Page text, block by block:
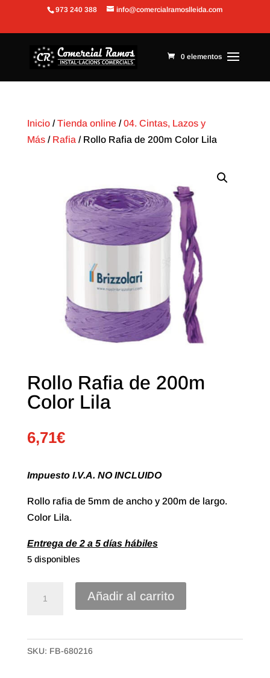
Abrir barra de herramientas
973 240 388 info@comercialramoslleida.com
0 elementos
Inicio/Tienda online/04. Cintas, Lazos y
Más/ Rafia / Rollo Rafia de 200m Color Lila
Rollo Rafia de 200m
Color Lila
6,71€
Impuesto I.V.A. NO INCLUIDO
Rollo rafia de 5mm de ancho y 200m de largo.
Color Lila.
Entrega de 2 a 5 días hábiles
5 disponibles
200m
Color
Añadir al carrito
SKU: FB-680216